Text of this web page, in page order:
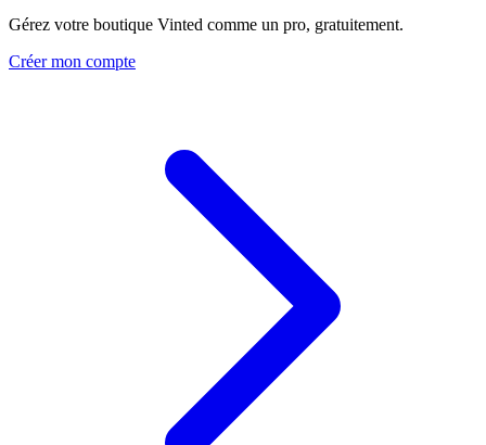
Gérez votre boutique Vinted comme un pro, gratuitement.
Créer mon compte